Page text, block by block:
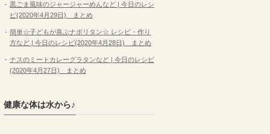
黒ごま風味のジャージャーめんなど | 今日のレシ
ピ(2020年4月29日) まとめ
簡単☆子どもが喜ぶナポリタン☆ レシピ・作り
方など | 今日のレシピ(2020年4月28日) まとめ
ナスのミートカレーグラタンなど | 今日のレシピ
(2020年4月27日) まとめ
健康な体は水から♪